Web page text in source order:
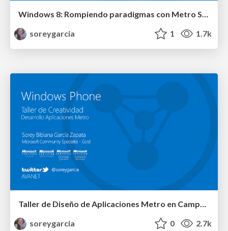
Windows 8: Rompiendo paradigmas con Metro Style
soreygarcia
1 1.7k
Taller de Diseño de Aplicaciones Metro en Campus Party
soreygarcia
0 2.7k